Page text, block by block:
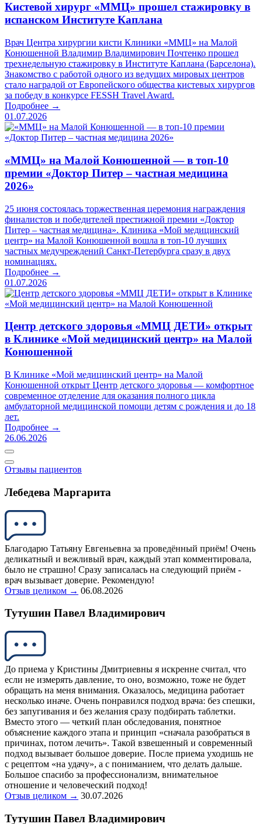
Кистевой хирург «ММЦ» прошел стажировку в
испанском Институте Каплана
Врач Центра хирургии кисти Клиники «ММЦ» на Малой
Конюшенной Владимир Владимирович Почтенко прошел
трехнедельную стажировку в Институте Каплана (Барселона).
Знакомство с работой одного из ведущих мировых центров
стало наградой от Европейского общества кистевых хирургов
за победу в конкурсе FESSH Travel Award.
Подробнее →
01.07.2026
«ММЦ» на Малой Конюшенной — в топ-10
премии «Доктор Питер – частная медицина
2026»
25 июня состоялась торжественная церемония награждения
финалистов и победителей престижной премии «Доктор
Питер – частная медицина». Клиника «Мой медицинский
центр» на Малой Конюшенной вошла в топ-10 лучших
частных медучреждений Санкт-Петербурга сразу в двух
номинациях.
Подробнее →
01.07.2026
Центр детского здоровья «ММЦ ДЕТИ» открыт
в Клинике «Мой медицинский центр» на Малой
Конюшенной
В Клинике «Мой медицинский центр» на Малой
Конюшенной открыт Центр детского здоровья — комфортное
современное отделение для оказания полного цикла
амбулаторной медицинской помощи детям с рождения и до 18
лет.
Подробнее →
26.06.2026
Отзывы пациентов
Лебедева Маргарита
Благодарю Татьяну Евгеньевна за проведённый приём! Очень
деликатный и вежливый врач, каждый этап комментировала,
было не страшно! Сразу записалась на следующий приём -
врач вызывает доверие. Рекомендую!
Отзыв целиком → 06.08.2026
Тутушин Павел Владимирович
До приема у Кристины Дмитриевны я искренне считал, что
если не измерять давление, то оно, возможно, тоже не будет
обращать на меня внимания. Оказалось, медицина работает
несколько иначе. Очень понравился подход врача: без спешки,
без запугивания и без желания сразу подбирать таблетки.
Вместо этого — четкий план обследования, понятное
объяснение каждого этапа и принцип «сначала разобраться в
причинах, потом лечить». Такой взвешенный и современный
подход вызывает большое доверие. После приема уходишь не
с рецептом «на удачу», а с пониманием, что делать дальше.
Большое спасибо за профессионализм, внимательное
отношение и человеческий подход!
Отзыв целиком → 30.07.2026
Тутушин Павел Владимирович